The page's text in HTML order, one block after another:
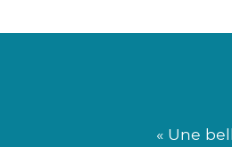
« Une